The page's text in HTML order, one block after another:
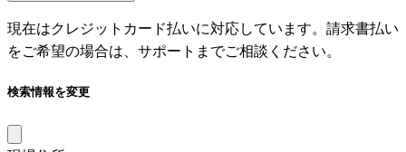
現在はクレジットカード払いに対応しています。請求書払い
をご希望の場合は、サポートまでご相談ください。
検索情報を変更